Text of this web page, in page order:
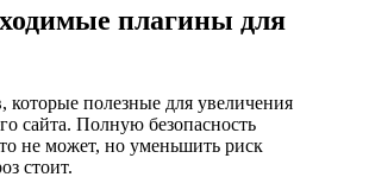
плагины для
которые полезные для увеличения
сайта. Полную безопасность
не может, но уменьшить риск
стоит.